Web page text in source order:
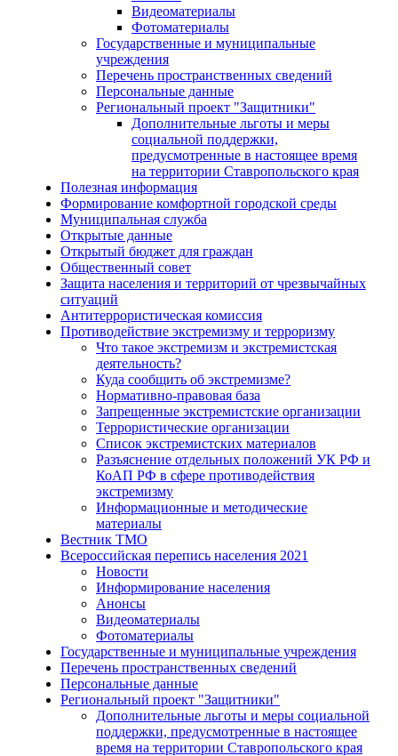
Видеоматериалы
Фотоматериалы
Государственные и муниципальные
учреждения
Перечень пространственных сведений
Персональные данные
Региональный проект "Защитники"
Дополнительные льготы и меры
социальной поддержки,
предусмотренные в настоящее время
на территории Ставропольского края
Полезная информация
Формирование комфортной городской среды
Муниципальная служба
Открытые данные
Открытый бюджет для граждан
Общественный совет
Защита населения и территорий от чрезвычайных
ситуаций
Антитеррористическая комиссия
Противодействие экстремизму и терроризму
Что такое экстремизм и экстремистская
деятельность?
Куда сообщить об экстремизме?
Нормативно-правовая база
Запрещенные экстремистские организации
Террористические организации
Список экстремистских материалов
Разъяснение отдельных положений УК РФ и
КоАП РФ в сфере противодействия
экстремизму
Информационные и методические
материалы
Вестник ТМО
Всероссийская перепись населения 2021
Новости
Информирование населения
Анонсы
Видеоматериалы
Фотоматериалы
Государственные и муниципальные учреждения
Перечень пространственных сведений
Персональные данные
Региональный проект "Защитники"
Дополнительные льготы и меры социальной
поддержки, предусмотренные в настоящее
время на территории Ставропольского края